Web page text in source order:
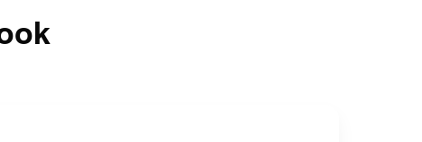
et ses opinions tranchées lui ont valu
offrir une alternative aux partis traditionnels,